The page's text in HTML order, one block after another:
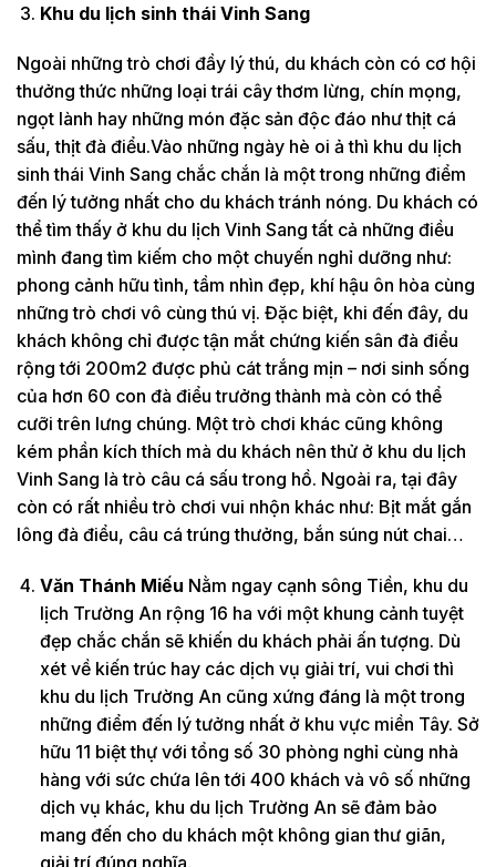
Khu du lịch sinh thái Vinh Sang
Ngoài những trò chơi đầy lý thú, du khách còn có cơ hội
thưởng thức những loại trái cây thơm lừng, chín mọng,
ngọt lành hay những món đặc sản độc đáo như thịt cá
sấu, thịt đà điểu.Vào những ngày hè oi ả thì khu du lịch
sinh thái Vinh Sang chắc chắn là một trong những điểm
đến lý tưởng nhất cho du khách tránh nóng. Du khách có
thể tìm thấy ở khu du lịch Vinh Sang tất cả những điều
mình đang tìm kiếm cho một chuyến nghỉ dưỡng như:
phong cảnh hữu tình, tầm nhìn đẹp, khí hậu ôn hòa cùng
những trò chơi vô cùng thú vị. Đặc biệt, khi đến đây, du
khách không chỉ được tận mắt chứng kiến sân đà điểu
rộng tới 200m2 được phủ cát trắng mịn – nơi sinh sống
của hơn 60 con đà điểu trưởng thành mà còn có thể
cưỡi trên lưng chúng. Một trò chơi khác cũng không
kém phần kích thích mà du khách nên thử ở khu du lịch
Vinh Sang là trò câu cá sấu trong hồ. Ngoài ra, tại đây
còn có rất nhiều trò chơi vui nhộn khác như: Bịt mắt gắn
lông đà điểu, câu cá trúng thưởng, bắn súng nút chai…
Văn Thánh Miếu Nằm ngay cạnh sông Tiền, khu du
lịch Trường An rộng 16 ha với một khung cảnh tuyệt
đẹp chắc chắn sẽ khiến du khách phải ấn tượng. Dù
xét về kiến trúc hay các dịch vụ giải trí, vui chơi thì
khu du lịch Trường An cũng xứng đáng là một trong
những điểm đến lý tưởng nhất ở khu vực miền Tây. Sở
hữu 11 biệt thự với tổng số 30 phòng nghỉ cùng nhà
hàng với sức chứa lên tới 400 khách và vô số những
dịch vụ khác, khu du lịch Trường An sẽ đảm bảo
mang đến cho du khách một không gian thư giãn,